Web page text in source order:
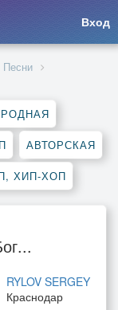
Вход
Песни
АВТОРСКАЯ
ХИП-ХОП
RYLOV SERGEY
Краснодар